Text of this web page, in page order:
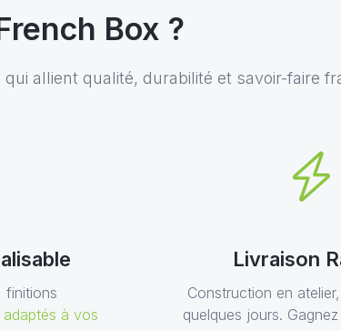
Box ?
allient qualité, durabilité et savoir-faire
finitions
adaptés à vos
Livraison
Construction en
quelques jours.